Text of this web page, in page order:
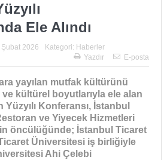
Ele Alındı
Şubat 2026 Kategori: Haberler
Yazdır
E-posta
yayılan mutfak kültürünü
kültürel boyutlarıyla ele alan
Yüzyılı Konferansı, İstanbul
ve Yiyecek Hizmetleri
öncülüğünde; İstanbul Ticaret
Üniversitesi iş birliğiyle
Ahi Çelebi